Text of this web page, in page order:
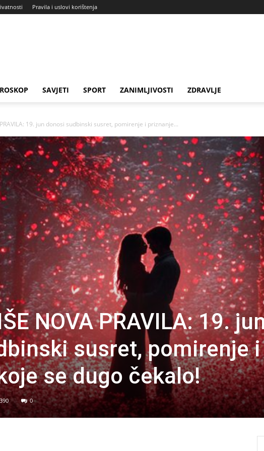
Pravila i uslovi korištenja
SAVJETI SPORT ZANIMLJIVOSTI ZDRAVLJE
PRAVILA: 19. jun donosi sudbinski susret, pomirenje i priznanje...
NOVA PRAVILA: 19.
susret, pomirenje i
se dugo čekalo!
0